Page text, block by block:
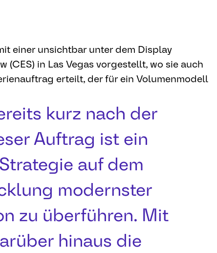
einer unsichtbar unter dem Display
in Las Vegas vorgestellt, wo sie auch
erteilt, der für ein Volumenmodell
kurz nach der
Auftrag ist ein
auf dem
modernster
zu überführen. Mit
hinaus die